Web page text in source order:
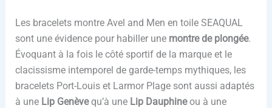
Les bracelets montre Avel and Men en toile SEAQUAL
sont une évidence pour habiller une montre de plongée.
Évoquant à la fois le côté sportif de la marque et le
clacissisme intemporel de garde-temps mythiques, les
bracelets Port-Louis et Larmor Plage sont aussi adaptés
à une Lip Genèvequ’à une Lip Dauphineou à une